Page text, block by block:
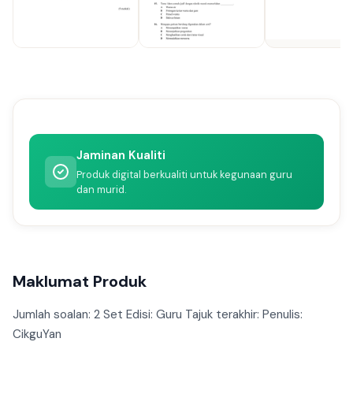
Jaminan Kualiti
Produk digital berkualiti untuk kegunaan guru
dan murid.
Maklumat Produk
Jumlah soalan: 2 Set Edisi: Guru Tajuk terakhir: Penulis:
CikguYan